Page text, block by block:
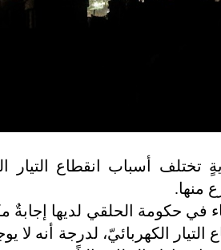
أسباب انقطاع التيار
منها.
في حكومة الحلقي لديها إجابةٌ
التيار الكهربائيّ، لدرجة أنه